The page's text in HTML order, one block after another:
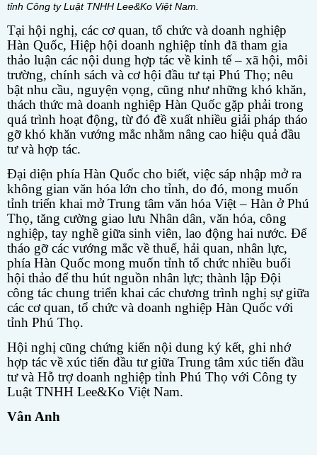
tỉnh Công ty Luật TNHH Lee&Ko Việt Nam.
Tại hội nghị, các cơ quan, tổ chức và doanh nghiệp
Hàn Quốc, Hiệp hội doanh nghiệp tỉnh đã tham gia
thảo luận các nội dung hợp tác về kinh tế – xã hội, môi
trường, chính sách và cơ hội đầu tư tại Phú Thọ; nêu
bật nhu cầu, nguyện vọng, cũng như những khó khăn,
thách thức mà doanh nghiệp Hàn Quốc gặp phải trong
quá trình hoạt động, từ đó đề xuất nhiều giải pháp tháo
gỡ khó khăn vướng mắc nhằm nâng cao hiệu quả đầu
tư và hợp tác.
Đại diện phía Hàn Quốc cho biết, việc sáp nhập mở ra
không gian văn hóa lớn cho tỉnh, do đó, mong muốn
tỉnh triển khai mở Trung tâm văn hóa Việt – Hàn ở Phú
Thọ, tăng cường giao lưu Nhân dân, văn hóa, công
nghiệp, tay nghề giữa sinh viên, lao động hai nước. Để
tháo gỡ các vướng mắc về thuế, hải quan, nhân lực,
phía Hàn Quốc mong muốn tỉnh tổ chức nhiều buổi
hội thảo để thu hút nguồn nhân lực; thành lập Đội
công tác chung triển khai các chương trình nghị sự giữa
các cơ quan, tổ chức và doanh nghiệp Hàn Quốc với
tỉnh Phú Thọ.
Hội nghị cũng chứng kiến nội dung ký kết, ghi nhớ
hợp tác về xúc tiến đầu tư giữa Trung tâm xúc tiến đầu
tư và Hỗ trợ doanh nghiệp tỉnh Phú Thọ với Công ty
Luật TNHH Lee&Ko Việt Nam.
Vân Anh